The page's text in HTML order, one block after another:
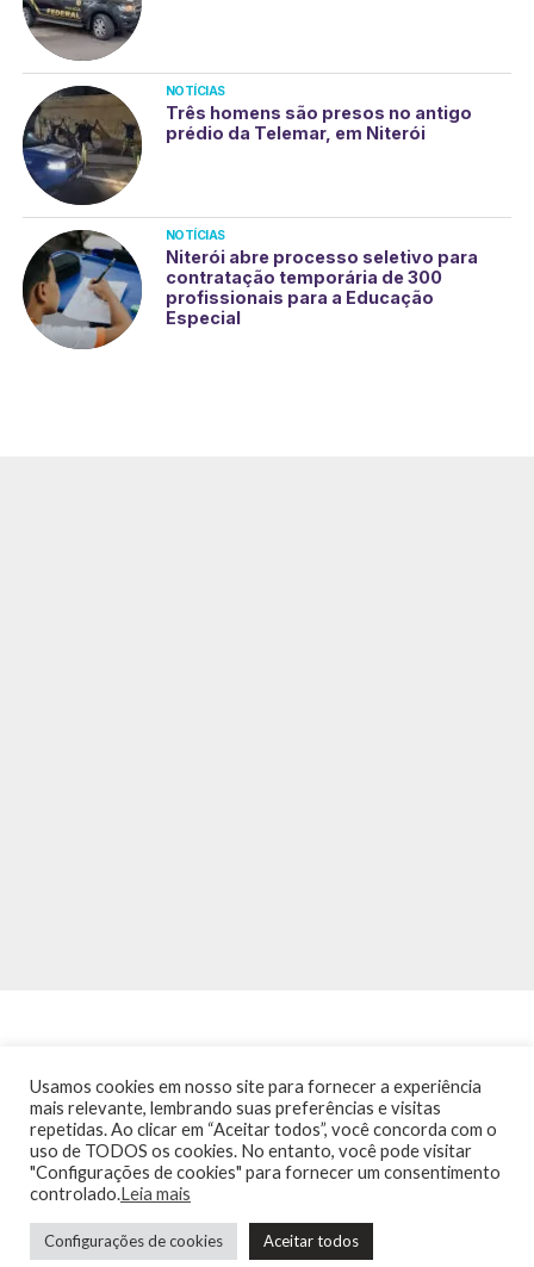
NOTÍCIAS
Três homens são presos no antigo
prédio da Telemar, em Niterói
NOTÍCIAS
Niterói abre processo seletivo para
contratação temporária de 300
profissionais para a Educação
Especial
INÍCIO NOTÍCIAS AGENDA CONTATO
TRÂNSITO NA PONTE
TERMOS DE USO / POLÍTICA DE PRIVACIDADE
Guia de Niterói Informática LTDA Todos os Direitos Reservados
Usamos cookies em nosso site para fornecer a experiência
mais relevante, lembrando suas preferências e visitas
repetidas. Ao clicar em “Aceitar todos”, você concorda com o
uso de TODOS os cookies. No entanto, você pode visitar
"Configurações de cookies" para fornecer um consentimento
controlado.Leia mais
Configurações de cookies Aceitar todos